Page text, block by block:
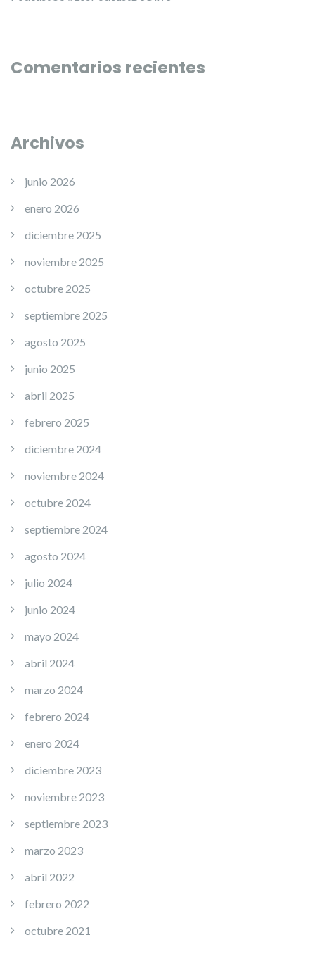
Comentarios recientes
Archivos
junio 2026
enero 2026
diciembre 2025
noviembre 2025
octubre 2025
septiembre 2025
agosto 2025
junio 2025
abril 2025
febrero 2025
diciembre 2024
noviembre 2024
octubre 2024
septiembre 2024
agosto 2024
julio 2024
junio 2024
mayo 2024
abril 2024
marzo 2024
febrero 2024
enero 2024
diciembre 2023
noviembre 2023
septiembre 2023
marzo 2023
abril 2022
febrero 2022
octubre 2021